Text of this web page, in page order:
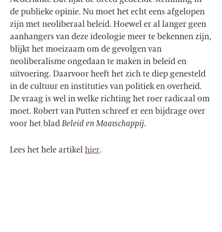
de publieke opinie. Nu moet het echt eens afgelopen
zijn met neoliberaal beleid. Hoewel er al langer geen
aanhangers van deze ideologie meer te bekennen zijn,
blijkt het moeizaam om de gevolgen van
neoliberalisme ongedaan te maken in beleid en
uitvoering. Daarvoor heeft het zich te diep genesteld
in de cultuur en instituties van politiek en overheid.
De vraag is wel in welke richting het roer radicaal om
moet. Robert van Putten schreef er een bijdrage over
voor het bladBeleid en Maatschappij.
Lees het hele artikelhier.